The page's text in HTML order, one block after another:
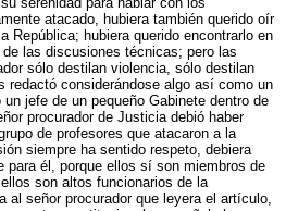
atacado, hubiera también querido oír
República; hubiera querido encontrarlo en
las discusiones técnicas; pero las
sólo destilan violencia, sólo destilan
redactó considerándose algo así como un
jefe de un pequeño Gabinete dentro de
procurador de Justicia debió haber
de profesores que atacaron a la
siempre ha sentido respeto, debiera
para él, porque ellos sí son miembros de
son altos funcionarios de la
al señor procurador que leyera el artículo,